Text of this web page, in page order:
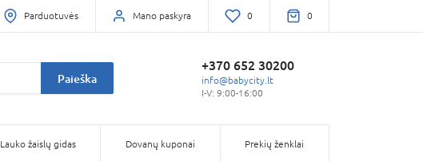
Parduotuvės Mano paskyra 0 0
Paieška
+370 652 30200
info@babycity.lt
I-V: 9:00-16:00
Lauko žaislų gidas Dovanų kuponai Prekių ženklai